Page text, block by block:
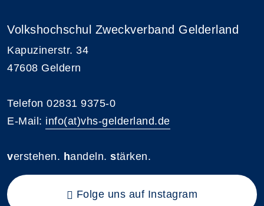
Volkshochschul Zweckverband Gelderland
Kapuzinerstr. 34
47608 Geldern
Telefon 02831 9375-0
E-Mail: info(at)vhs-gelderland.de
verstehen. handeln. stärken.
Folge uns auf Instagram